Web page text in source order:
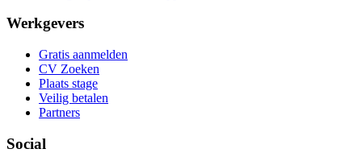
Werkgevers
Gratis aanmelden
CV Zoeken
Plaats stage
Veilig betalen
Partners
Social